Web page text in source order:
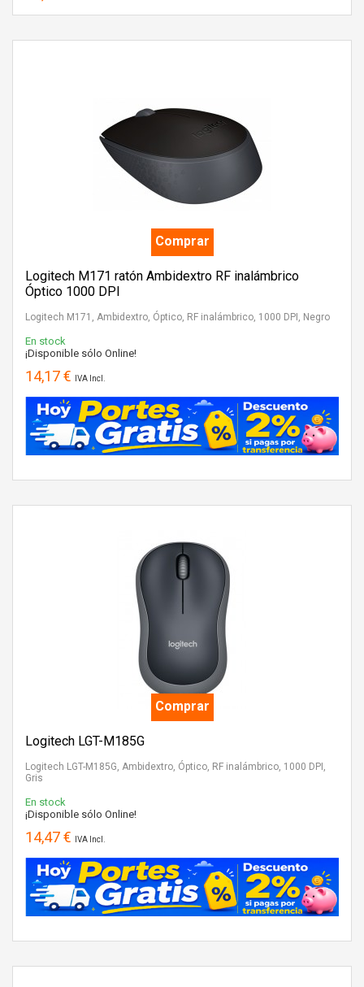
Comprar
Logitech M171 ratón Ambidextro RF inalámbrico
Óptico 1000 DPI
Logitech M171, Ambidextro, Óptico, RF inalámbrico, 1000 DPI, Negro
En stock
¡Disponible sólo Online!
14,17 € IVA Incl.
Comprar
Logitech LGT-M185G
Logitech LGT-M185G, Ambidextro, Óptico, RF inalámbrico, 1000 DPI,
Gris
En stock
¡Disponible sólo Online!
14,47 € IVA Incl.